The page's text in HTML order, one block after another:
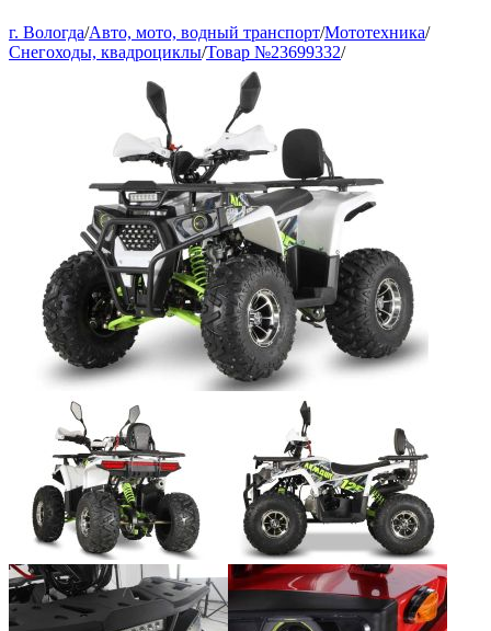
г. Вологда/Авто, мото, водный транспорт/Мототехника/
Снегоходы, квадроциклы/Товар №23699332/